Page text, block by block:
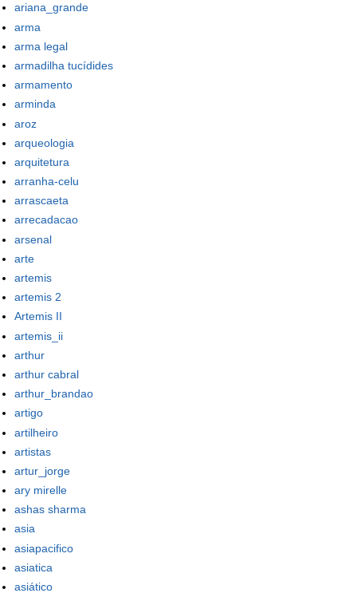
ariana_grande
arma
arma legal
armadilha tucídides
armamento
arminda
aroz
arqueologia
arquitetura
arranha-celu
arrascaeta
arrecadacao
arsenal
arte
artemis
artemis 2
Artemis II
artemis_ii
arthur
arthur cabral
arthur_brandao
artigo
artilheiro
artistas
artur_jorge
ary mirelle
ashas sharma
asia
asiapacifico
asiatica
asiático